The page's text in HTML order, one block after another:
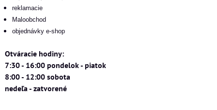
reklamacie
Maloobchod
objednávky e-shop
Otváracie hodiny:
7:30 - 16:00 pondelok - piatok
8:00 - 12:00 sobota
nedeľa - zatvorené